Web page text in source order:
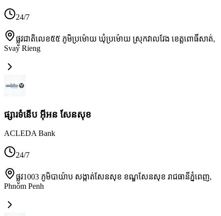
24/7
ផ្លូវជាតិលេខ៥៥ ភូមិប្រម៉ោយ ឃុំប្រម៉ោយ ស្រុកវាលវែង ខេត្តពោធិ៍សាត់,
Svay Rieng
ផ្សារទំនើប អ៊ីអន សែនសុខ
ACLEDA Bank
24/7
ផ្លូវ1003 ភូមិបាយ៉ាប សង្កាត់សែនសុខ ខណ្ឌសែនសុខ រាជធានីភ្នំពេញ,
Phnom Penh